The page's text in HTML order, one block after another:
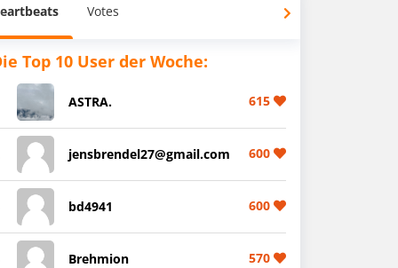
Votes
Top 10 User der Woche:
ASTRA. 615
jensbrendel27@gmail.com 600
bd4941 600
Brehmion 570